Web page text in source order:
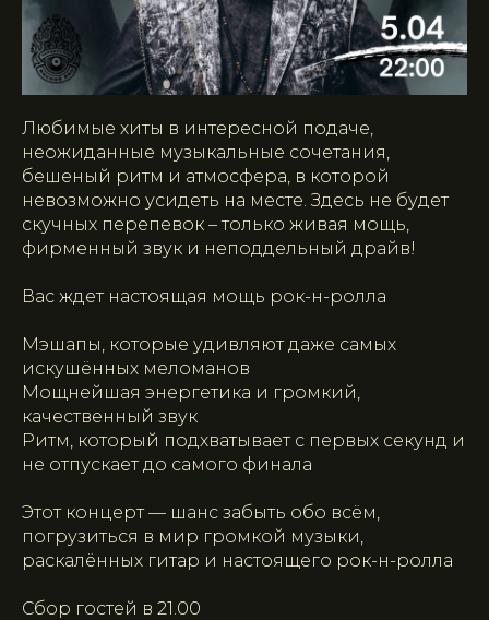
Любимые хиты в интересной подаче,
неожиданные музыкальные сочетания,
бешеный ритм и атмосфера, в которой
невозможно усидеть на месте. Здесь не будет
скучных перепевок – только живая мощь,
фирменный звук и неподдельный драйв!
Вас ждет настоящая мощь рок-н-ролла
Мэшапы, которые удивляют даже самых
искушённых меломанов
Мощнейшая энергетика и громкий,
качественный звук
Ритм, который подхватывает с первых секунд и
не отпускает до самого финала
Этот концерт — шанс забыть обо всём,
погрузиться в мир громкой музыки,
раскалённых гитар и настоящего рок-н-ролла
Сбор гостей в 21.00